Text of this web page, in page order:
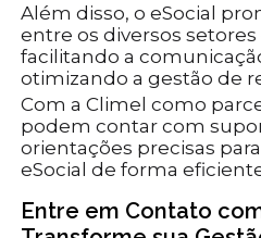
Além disso, o eSocial
entre os diversos
facilitando a
otimizando a gestão de
Com a Climel como
podem contar com
orientações precisas
eSocial de forma
Entre em Contato